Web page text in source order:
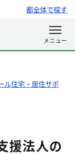
都全体で探す
ル住宅・居住サポ
援法人の